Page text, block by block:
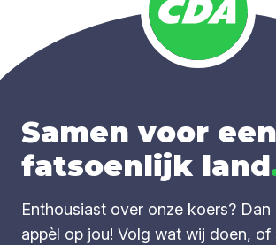
Samen voor een
fatsoenlijk land
Enthousiast over onze koers? Dan
appèl op jou! Volg wat wij doen, of